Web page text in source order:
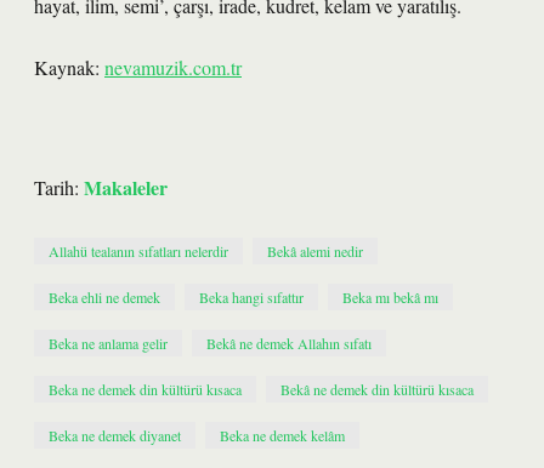
hayat, ilim, semi’, çarşı, irade, kudret, kelam ve yaratılış.
Kaynak: nevamuzik.com.tr
Tarih: Makaleler
Allahü tealanın sıfatları nelerdir Bekâ alemi nedir
Beka ehli ne demek Beka hangi sıfattır Beka mı bekâ mı
Beka ne anlama gelir Bekâ ne demek Allahın sıfatı
Beka ne demek din kültürü kısaca Bekâ ne demek din kültürü kısaca
Beka ne demek diyanet Beka ne demek kelâm